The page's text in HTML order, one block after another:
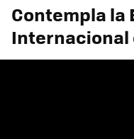
Contempla la
Internacional